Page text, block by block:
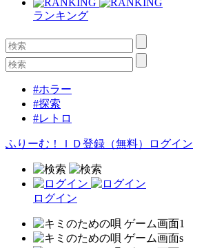
ランキング
#ホラー
#探索
#レトロ
ふりーむ！ＩＤ登録（無料） ログイン
ログイン